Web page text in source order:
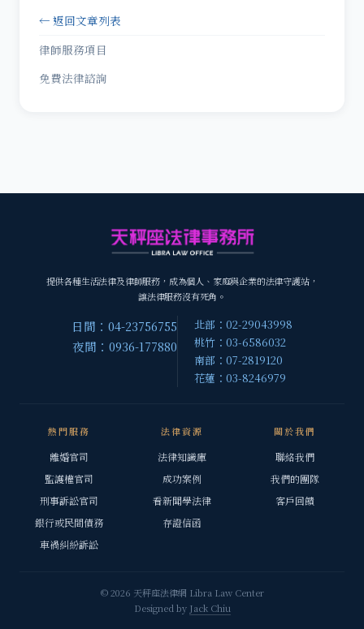
← 返回文章列表
律師服務項目
免費法律諮詢
提供各種生活法律及律師服務，成為個人、家庭與企業的法律守護站，
讓法律服務沒有死角。
日間：04-23756755
夜間：0936-177880
北部：02-29043998
桃竹：03-6586032
南部：07-2819120
花蓮：03-8246979
熱門服務
離婚官司
監護權官司
刑事訴訟官司
銀行或民間債務
車禍糾紛訴訟
法律資源
法律知識庫
成功案例
看新聞學法律
存證信函
關於我們
聯絡我們
我們的團隊
客戶回饋
© 2026 天秤座法律網 Libra Law Center
Designed by Jack Chiu